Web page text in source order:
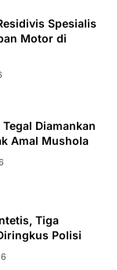
Spesialis
Motor di
Diamankan
Amal Mushola
Tiga
Polisi